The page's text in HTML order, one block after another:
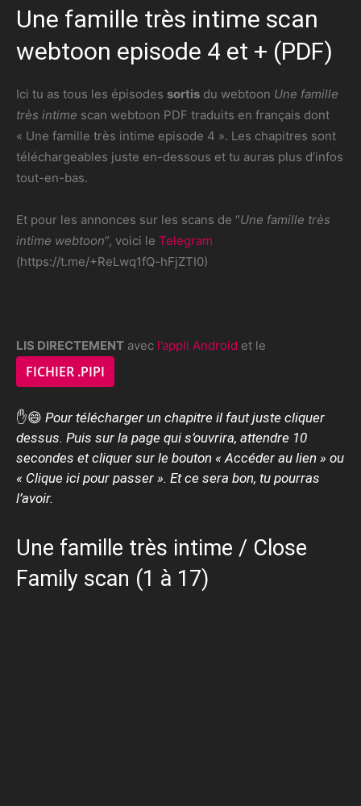
Une famille très intime scan
webtoon episode 4 et + (PDF)
Ici tu as tous les épisodes sortis du webtoon Une famille
très intime scan webtoon PDF traduits en français dont
« Une famille très intime episode 4 ». Les chapitres sont
téléchargeables juste en-dessous et tu auras plus d’infos
tout-en-bas.
Et pour les annonces sur les scans de “Une famille très
intime webtoon”, voici le Telegram
(https://t.me/+ReLwq1fQ-hFjZTI0)
LIS DIRECTEMENT avec l’appli Android et le
FICHIER .PIPI
✋😄 Pour télécharger un chapitre il faut juste cliquer
dessus. Puis sur la page qui s’ouvrira, attendre 10
secondes et cliquer sur le bouton « Accéder au lien » ou
« Clique ici pour passer ». Et ce sera bon, tu pourras
l’avoir.
Une famille très intime / Close
Family scan (1 à 17)